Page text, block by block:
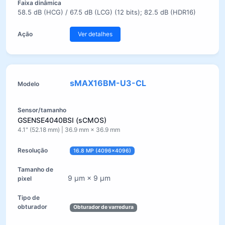
58.5 dB (HCG) / 67.5 dB (LCG) (12 bits); 82.5 dB (HDR16)
Ver detalhes
sMAX16BM-U3-CL
GSENSE4040BSI (sCMOS)
4.1" (52.18 mm) | 36.9 mm × 36.9 mm
16.8 MP (4096×4096)
9 µm × 9 µm
Obturador de varredura